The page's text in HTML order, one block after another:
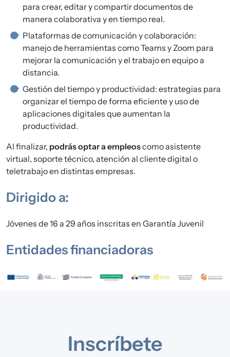
para crear, editar y compartir documentos de
manera colaborativa y en tiempo real.
Plataformas de comunicación y colaboración:
manejo de herramientas como Teams y Zoom para
mejorar la comunicación y el trabajo en equipo a
distancia.
Gestión del tiempo y productividad: estrategias para
organizar el tiempo de forma eficiente y uso de
aplicaciones digitales que aumentan la
productividad.
Al finalizar, podrás optar a empleoscomo asistente
virtual, soporte técnico, atención al cliente digital o
teletrabajo en distintas empresas.
Dirigido a:
Jóvenes de 16 a 29 años inscritas en Garantía Juvenil
Entidades financiadoras
Imagen
Inscríbete